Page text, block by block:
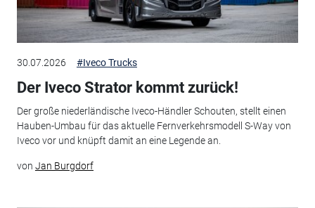
30.07.2026 #Iveco Trucks
Der Iveco Strator kommt zurück!
Der große niederländische Iveco-Händler Schouten, stellt einen
Hauben-Umbau für das aktuelle Fernverkehrsmodell S-Way von
Iveco vor und knüpft damit an eine Legende an.
von Jan Burgdorf